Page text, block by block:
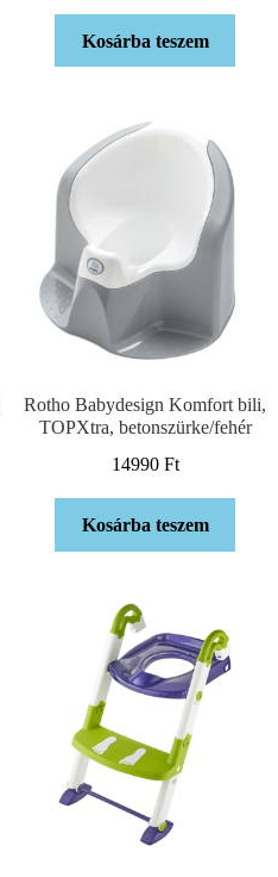
Kosárba teszem
Rotho Babydesign Komfort bili,
TOPXtra, betonszürke/fehér
14990 Ft
Kosárba teszem